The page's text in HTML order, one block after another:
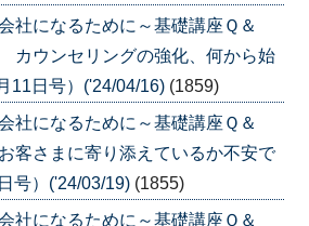
社になるために～基礎講座Ｑ＆
ウンセリングの強化、何から始
11日号）('24/04/16) (1859)
社になるために～基礎講座Ｑ＆
さまに寄り添えているか不安で
号）('24/03/19) (1855)
社になるために～基礎講座Ｑ＆